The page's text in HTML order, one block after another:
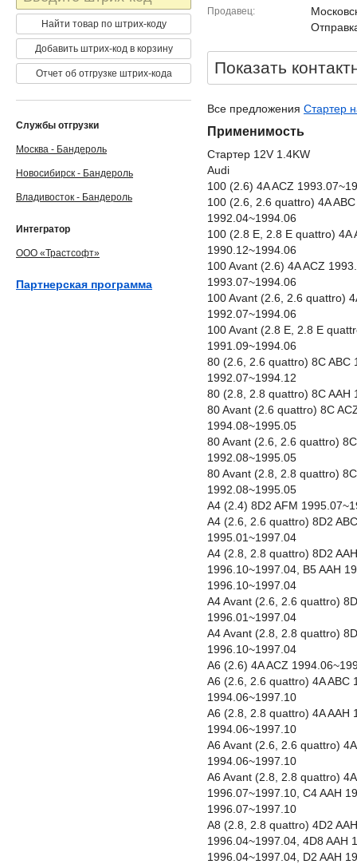
Продавец
Показать
Все предложения Стартер
Применимость
Стартер 12V 1.4KW
Audi
100 (2.6) 4A ACZ
100 (2.6, 2.6 quattro) 4A
1992.04~1994.06
100 (2.8 E, 2.8 E quattro) 4A
1990.12~1994.06
100 Avant (2.6) 4A ACZ
1993.07~1994.06
100 Avant (2.6, 2.6 quattro)
1992.07~1994.06
100 Avant (2.8 E, 2.8 E
1991.09~1994.06
80 (2.6, 2.6 quattro) 8C ABC
1992.07~1994.12
80 (2.8, 2.8 quattro) 8C AAH
80 Avant (2.6 quattro) 8C
1994.08~1995.05
80 Avant (2.6, 2.6 quattro)
1992.08~1995.05
80 Avant (2.8, 2.8 quattro)
1992.08~1995.05
A4 (2.4) 8D2 AFM
A4 (2.6, 2.6 quattro) 8D2
1995.01~1997.04
A4 (2.8, 2.8 quattro) 8D2
1996.10~1997.04, B5 AAH
1996.10~1997.04
A4 Avant (2.6, 2.6 quattro)
1996.01~1997.04
A4 Avant (2.8, 2.8 quattro)
1996.10~1997.04
A6 (2.6) 4A ACZ
A6 (2.6, 2.6 quattro) 4A ABC
1994.06~1997.10
A6 (2.8, 2.8 quattro) 4A AAH
1994.06~1997.10
A6 Avant (2.6, 2.6 quattro)
1994.06~1997.10
A6 Avant (2.8, 2.8 quattro)
1996.07~1997.10, C4 AAH
1996.07~1997.10
A8 (2.8, 2.8 quattro) 4D2
1996.04~1997.04, 4D8 AAH
1996.04~1997.04, D2 AAH
код
Найти товар по штрих-коду
Добавить штрих-код в корзину
Отчет об отгрузке штрих-кода
Службы отгрузки
Москва - Бандероль
Новосибирск - Бандероль
Владивосток - Бандероль
Интегратор
ООО «Трастсофт»
Партнерская программа